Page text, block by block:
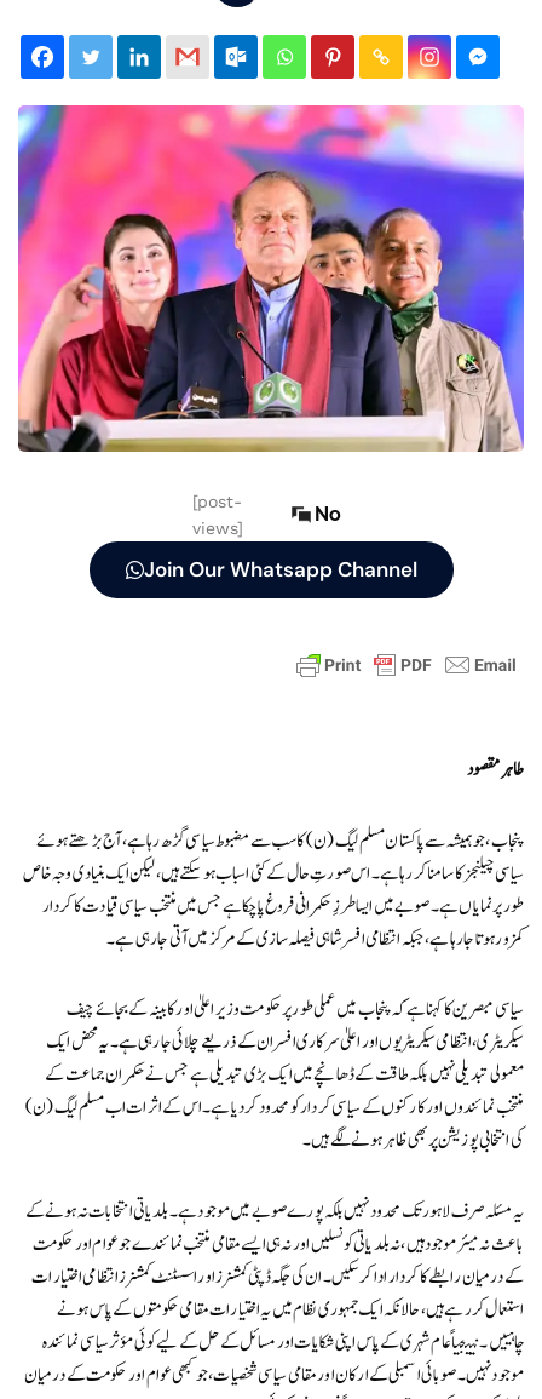
[post-
views]
No
Join Our Whatsapp Channel
طاہر مقصود
پنجاب، جو ہمیشہ سے پاکستان مسلم لیگ (ن) کا سب سے مضبوط سیاسی گڑھ رہا ہے، آج بڑھتے ہوئے
سیاسی چیلنجز کا سامنا کر رہا ہے۔ اس صورتِ حال کے کئی اسباب ہو سکتے ہیں، لیکن ایک بنیادی وجہ خاص
طور پر نمایاں ہے۔ صوبے میں ایسا طرزِ حکمرانی فروغ پا چکا ہے جس میں منتخب سیاسی قیادت کا کردار
کمزور ہوتا جا رہا ہے، جبکہ انتظامی افسر شاہی فیصلہ سازی کے مرکز میں آتی جا رہی ہے۔
سیاسی مبصرین کا کہنا ہے کہ پنجاب میں عملی طور پر حکومت وزیراعلیٰ اور کابینہ کے بجائے چیف
سیکریٹری، انتظامی سیکریٹریوں اور اعلیٰ سرکاری افسران کے ذریعے چلائی جا رہی ہے۔ یہ محض ایک
معمولی تبدیلی نہیں بلکہ طاقت کے ڈھانچے میں ایک بڑی تبدیلی ہے جس نے حکمران جماعت کے
منتخب نمائندوں اور کارکنوں کے سیاسی کردار کو محدود کر دیا ہے۔ اس کے اثرات اب مسلم لیگ (ن)
کی انتخابی پوزیشن پر بھی ظاہر ہونے لگے ہیں۔
یہ مسئلہ صرف لاہور تک محدود نہیں بلکہ پورے صوبے میں موجود ہے۔ بلدیاتی انتخابات نہ ہونے کے
باعث نہ میئر موجود ہیں، نہ بلدیاتی کونسلیں اور نہ ہی ایسے مقامی منتخب نمائندے جو عوام اور حکومت
کے درمیان رابطے کا کردار ادا کر سکیں۔ ان کی جگہ ڈپٹی کمشنرز اور اسسٹنٹ کمشنرز انتظامی اختیارات
استعمال کر رہے ہیں، حالانکہ ایک جمہوری نظام میں یہ اختیارات مقامی حکومتوں کے پاس ہونے
چاہییں۔ نتیجتاً عام شہری کے پاس اپنی شکایات اور مسائل کے حل کے لیے کوئی مؤثر سیاسی نمائندہ
موجود نہیں۔ صوبائی اسمبلی کے ارکان اور مقامی سیاسی شخصیات، جو کبھی عوام اور حکومت کے درمیان